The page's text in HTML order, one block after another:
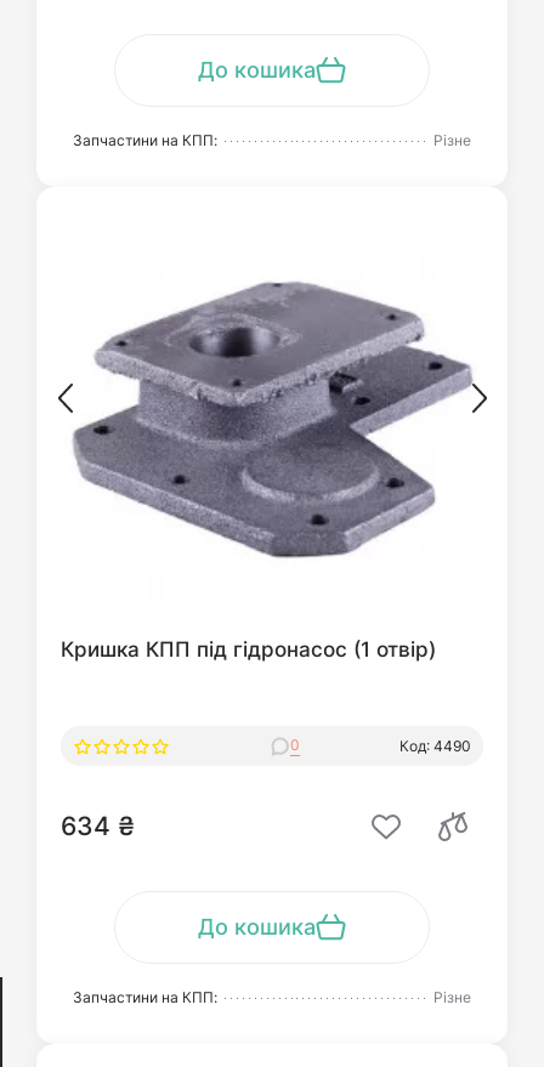
До кошика
Запчастини на КПП: Різне
Кришка КПП під гідронасос (1 отвір)
0 Код: 4490
634 ₴
До кошика
Запчастини на КПП: Різне